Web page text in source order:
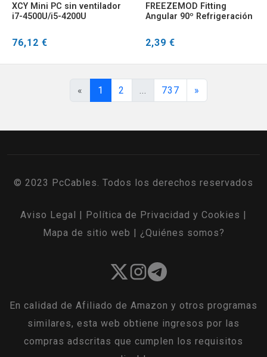
XCY Mini PC sin ventilador
i7-4500U/i5-4200U
76,12 €
FREEZEMOD Fitting
Angular 90º Refrigeración
2,39 €
« 1 2 ... 737 »
© 2023 PcCables. Todos los derechos reservados
Aviso Legal Política de Privacidad y Cookies
Mapa de sitio web
¿Quiénes somos?
En calidad de Afiliado de Amazon y otros programas
similares, esta web obtiene ingresos por las
compras adscritas que cumplen los requisitos